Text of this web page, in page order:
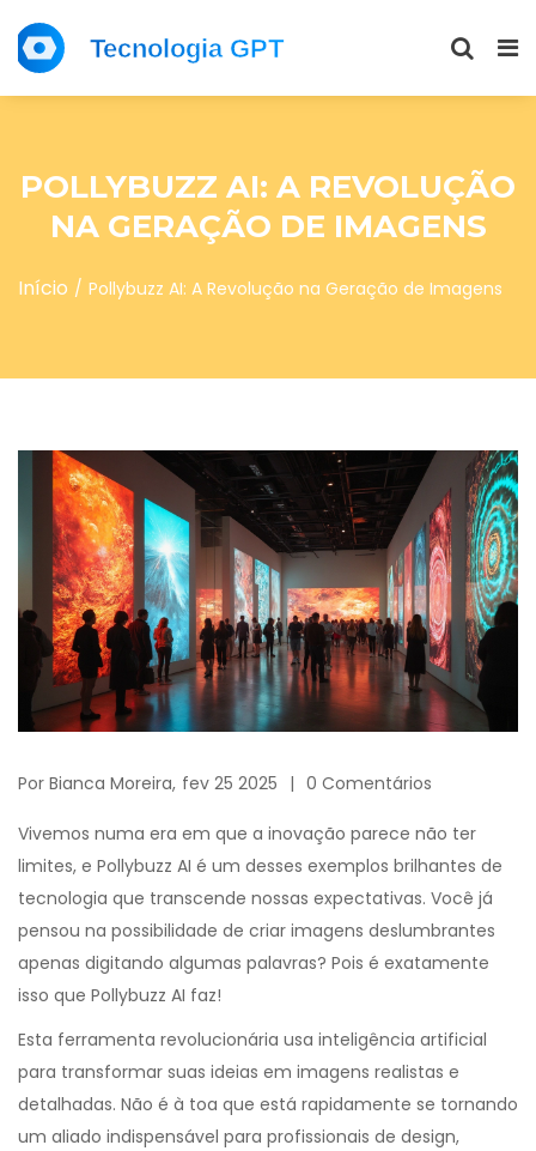
POLLYBUZZ AI: A REVOLUÇÃO
NA GERAÇÃO DE IMAGENS
Início Pollybuzz AI: A Revolução na Geração de Imagens
Por Bianca Moreira, fev 25 2025 0 Comentários
Vivemos numa era em que a inovação parece não ter
limites, e Pollybuzz AI é um desses exemplos brilhantes de
tecnologia que transcende nossas expectativas. Você já
pensou na possibilidade de criar imagens deslumbrantes
apenas digitando algumas palavras? Pois é exatamente
isso que Pollybuzz AI faz!
Esta ferramenta revolucionária usa inteligência artificial
para transformar suas ideias em imagens realistas e
detalhadas. Não é à toa que está rapidamente se tornando
um aliado indispensável para profissionais de design,